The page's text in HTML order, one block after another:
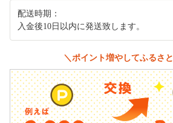
配送時期：
入金後10日以内に発送致します。
＼ポイント増やしてふるさ